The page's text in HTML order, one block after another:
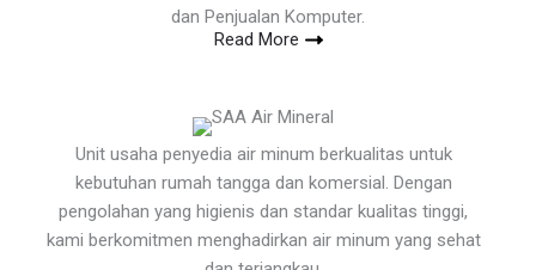
dan Penjualan Komputer.
Read More
Unit usaha penyedia air minum berkualitas untuk
kebutuhan rumah tangga dan komersial. Dengan
pengolahan yang higienis dan standar kualitas tinggi,
kami berkomitmen menghadirkan air minum yang sehat